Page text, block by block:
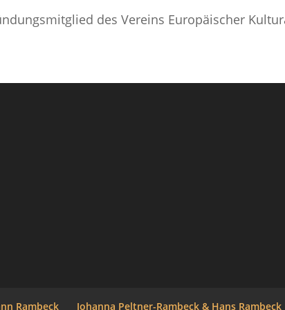
des Vereins Europäischer
Rambeck Johanna Peltner-Rambeck & Hans Rambeck